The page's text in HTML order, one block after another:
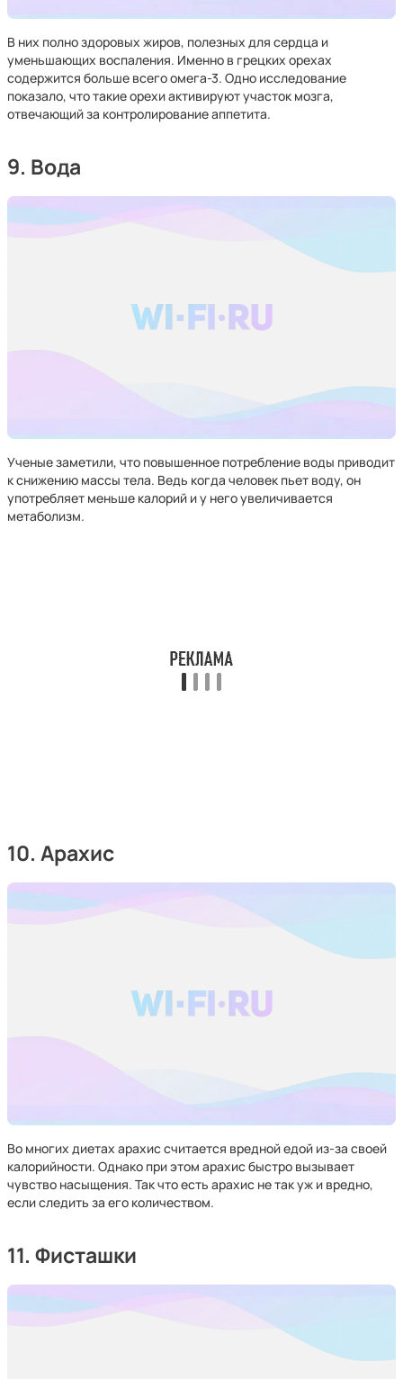
В них полно здоровых жиров, полезных для сердца и
уменьшающих воспаления. Именно в грецких орехах
содержится больше всего омега-3. Одно исследование
показало, что такие орехи активируют участок мозга,
отвечающий за контролирование аппетита.
9. Вода
Ученые заметили, что повышенное потребление воды приводит
к снижению массы тела. Ведь когда человек пьет воду, он
употребляет меньше калорий и у него увеличивается
метаболизм.
10. Арахис
Во многих диетах арахис считается вредной едой из-за своей
калорийности. Однако при этом арахис быстро вызывает
чувство насыщения. Так что есть арахис не так уж и вредно,
если следить за его количеством.
11. Фисташки